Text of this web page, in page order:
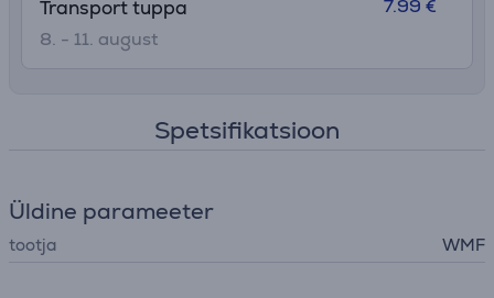
Transport tuppa
8. - 11. august
7.99 €
Spetsifikatsioon
Üldine parameeter
tootja WMF